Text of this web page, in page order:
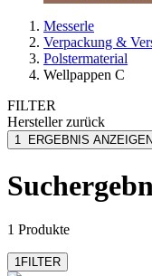
Messerle
Verpackung &
Polstermaterial
Wellpappen C
FILTER
Herstellerzurück
MESSERLE
1 ERGEBNIS ANZEIGEN
1 Produkte
1FILTER